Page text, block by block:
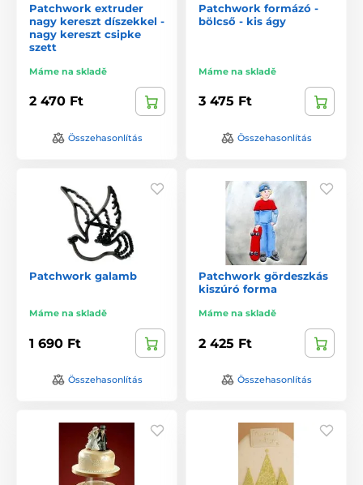
Patchwork extruder
nagy kereszt díszekkel -
nagy kereszt csipke
szett
Máme na skladě
2 470 Ft
Összehasonlítás
Patchwork formázó -
bölcső - kis ágy
Máme na skladě
3 475 Ft
Összehasonlítás
Patchwork galamb
Máme na skladě
1 690 Ft
Összehasonlítás
Patchwork gördeszkás
kiszúró forma
Máme na skladě
2 425 Ft
Összehasonlítás